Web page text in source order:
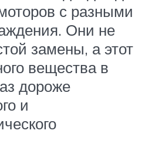
с разными
Они не
замены, а этот
вещества в
дороже
и